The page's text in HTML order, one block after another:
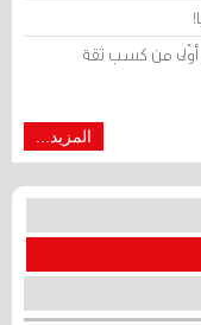
أوْلى من كسب ثقة
المزيد...